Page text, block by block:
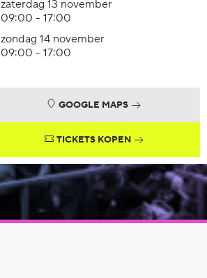
zaterdag 13 november
09:00 - 17:00
zondag 14 november
09:00 - 17:00
GOOGLE MAPS
TICKETS KOPEN